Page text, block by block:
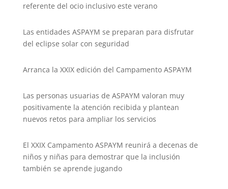
referente del ocio inclusivo este verano
Las entidades ASPAYM se preparan para disfrutar
del eclipse solar con seguridad
Arranca la XXIX edición del Campamento ASPAYM
Las personas usuarias de ASPAYM valoran muy
positivamente la atención recibida y plantean
nuevos retos para ampliar los servicios
El XXIX Campamento ASPAYM reunirá a decenas de
niños y niñas para demostrar que la inclusión
también se aprende jugando